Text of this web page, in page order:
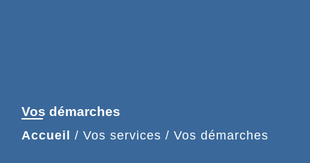
Vos démarches
Accueil / Vos services / Vos démarches